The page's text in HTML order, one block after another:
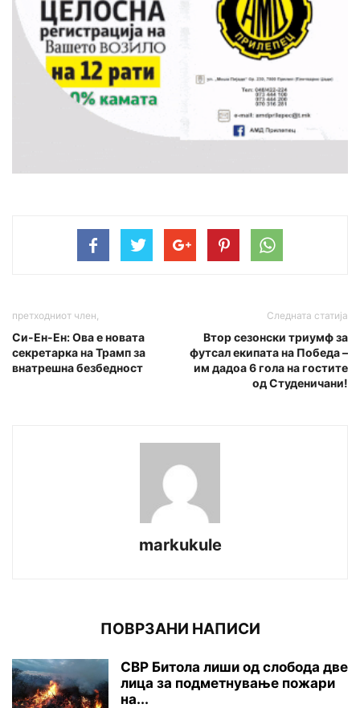
претходниот член,
Си-Ен-Ен: Ова е новата
секретарка на Трамп за
внатрешна безбедност
Следната статија
Втор сезонски триумф за
футсал екипата на Победа –
им дадоа 6 гола на гостите
од Студеничани!
markukule
ПОВРЗАНИ НАПИСИ
СВР Битола лиши од слобода две
лица за подметнување пожари
на...